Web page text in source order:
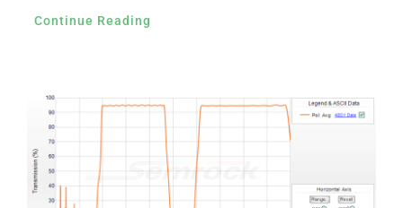
Continue Reading